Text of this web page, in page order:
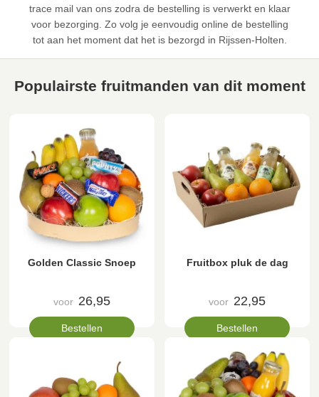
trace mail van ons zodra de bestelling is verwerkt en klaar
voor bezorging. Zo volg je eenvoudig online de bestelling
tot aan het moment dat het is bezorgd in Rijssen-Holten.
Populairste fruitmanden van dit moment
Golden Classic Snoep
voor 26,95
Bestellen
Fruitbox pluk de dag
voor 22,95
Bestellen